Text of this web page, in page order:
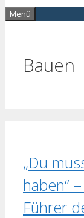
Menü
Bauen
„Du
haben“
Führer